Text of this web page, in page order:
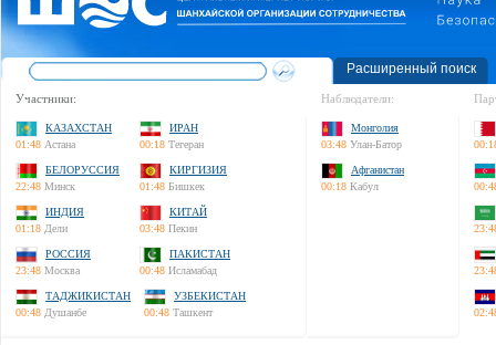
Расширенный поиск
Участники:
КАЗАХСТАН
01:48 Астана
ИРАН
00:18 Тегеран
БЕЛОРУССИЯ
22:48 Минск
КИРГИЗИЯ
01:48 Бишкек
ИНДИЯ
01:18 Дели
КИТАЙ
03:48 Пекин
РОССИЯ
23:48 Москва
ПАКИСТАН
00:48 Исламабад
ТАДЖИКИСТАН
00:48 Душанбе
УЗБЕКИСТАН
00:48 Ташкент
Наблюдатели:
Монголия
03:48 Улан-Батор
Афганистан
00:18 Кабул